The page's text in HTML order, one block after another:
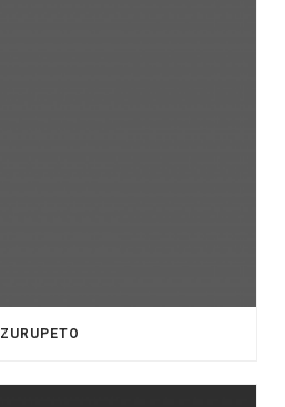
ZURUPETO